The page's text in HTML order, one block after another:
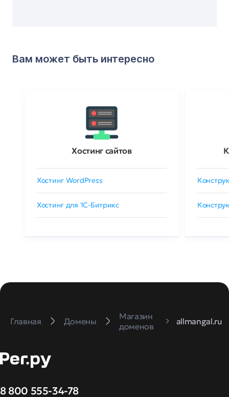
Вам может быть интересно
Хостинг сайтов
Хостинг WordPress
Хостинг для 1C-Битрикс
Главная Домены
Магазин
доменов
allmangal.ru
8 800 555-34-78